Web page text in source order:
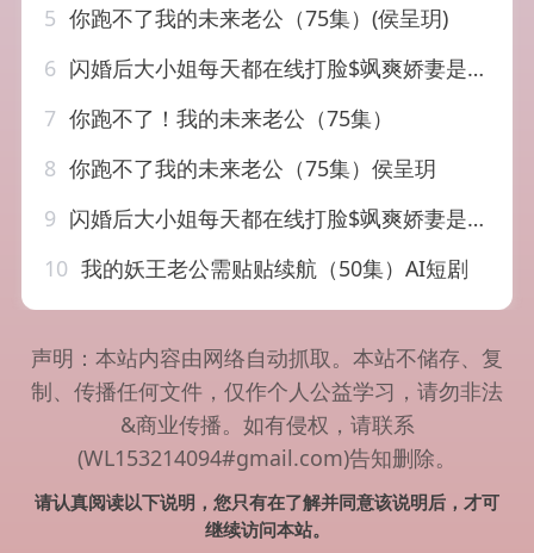
5 你跑不了我的未来老公（75集）(侯呈玥)
6 闪婚后大小姐每天都在线打脸$飒爽娇妻是大佬$我和乞丐老公都不装了（83集）葛晓曦
7 你跑不了！我的未来老公（75集）
8 你跑不了我的未来老公（75集）侯呈玥
9 闪婚后大小姐每天都在线打脸$飒爽娇妻是大佬$我和乞丐老公都不装了（83）葛晓曦
10 我的妖王老公需贴贴续航（50集）AI短剧
声明：本站内容由网络自动抓取。本站不储存、复
制、传播任何文件，仅作个人公益学习，请勿非法
&商业传播。如有侵权，请联系
(WL153214094#gmail.com)告知删除。
请认真阅读以下说明，您只有在了解并同意该说明后，才可
继续访问本站。